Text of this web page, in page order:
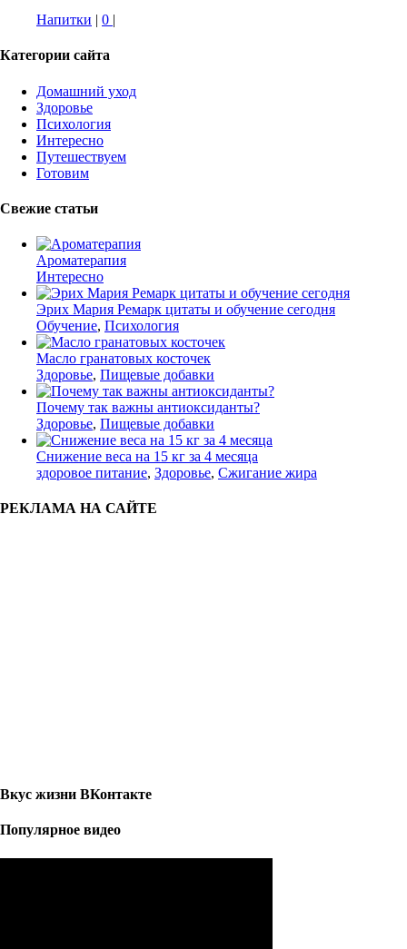
Напитки | 0 |
Категории сайта
Домашний уход
Здоровье
Психология
Интересно
Путешествуем
Готовим
Свежие статьи
Ароматерапия
Интересно
Эрих Мария Ремарк цитаты и обучение сегодня
Обучение, Психология
Масло гранатовых косточек
Здоровье, Пищевые добавки
Почему так важны антиоксиданты?
Здоровье, Пищевые добавки
Снижение веса на 15 кг за 4 месяца
здоровое питание, Здоровье, Сжигание жира
РЕКЛАМА НА САЙТЕ
Вкус жизни ВКонтакте
Популярное видео